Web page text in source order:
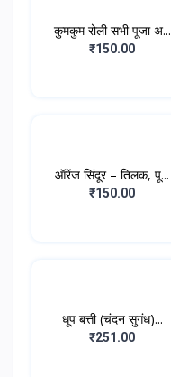
कुमकुम रोली सभी पूजा अ...
₹150.00
ऑरेंज सिंदूर – तिलक, पू...
₹150.00
धूप बत्ती (चंदन सुगंध)...
₹251.00